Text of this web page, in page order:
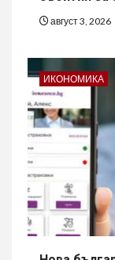
август 3, 2026
ИКОНОМИКА